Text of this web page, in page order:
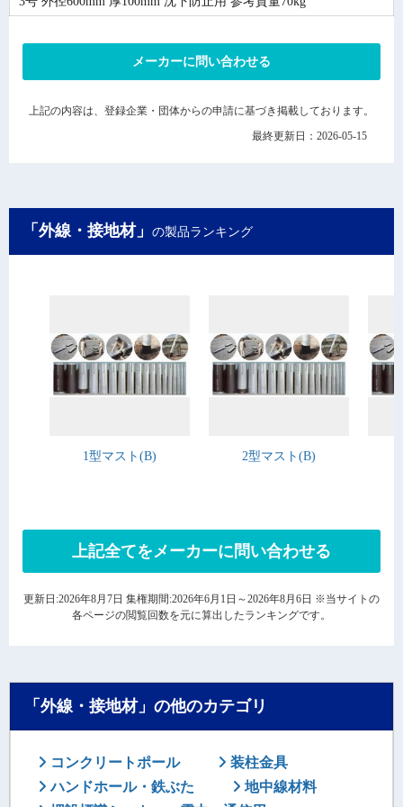
メーカーに問い合わせる
上記の内容は、登録企業・団体からの申請に基づき掲載しております。
最終更新日：2026-05-15
「外線・接地材」 の製品ランキング
1型マスト(B) 2型マスト(B)
上記全てをメーカーに問い合わせる
更新日:2026年8月7日 集権期間:2026年6月1日～2026年8月6日 ※当サイトの
各ページの閲覧回数を元に算出したランキングです。
「外線・接地材」の他のカテゴリ
コンクリートポール
装柱金具
ハンドホール・鉄ぶた
地中線材料